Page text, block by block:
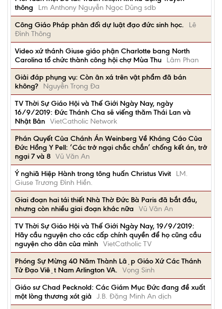
thông
Lm Anthony Nguyễn Ngọc Dũng sdb
Công Giáo Pháp phản đối dự luật đạo đức sinh học.
Lê
Đình Thông
Video xứ thánh Giuse giáo phận Charlotte bang North
Carolina tổ chức thành công hội chợ Mùa Thu
Lâm Phan
Giải đáp phụng vụ: Còn ân xá trên vật phẩm đã bán
không?
Nguyễn Trọng Đa
TV Thời Sự Giáo Hội và Thế Giới Ngày Nay, ngày
16/9/2019: Đức Thánh Cha sẽ viếng thăm Thái Lan và
Nhật Bản VietCatholic Network
Phán Quyết Của Chánh Án Weinberg Về Kháng Cáo Của
Đức Hồng Y Pell: ‘Các trở ngại chắc chắn’ chống kết án, trở
ngại 7 và 8 Vũ Văn An
Ý nghiã Hiệp Hành trong tông huấn Christus Vivit
LM.
Giuse Trương Đình Hiền.
Giai đoạn hai tái thiết Nhà Thờ Đức Bà Paris đã bắt đầu,
nhưng còn nhiều giai đoạn khác nữa
Vũ Văn An
TV Thời Sự Giáo Hội và Thế Giới Ngày Nay, 19/9/2019:
Hãy cầu nguyện cho các cấp chính quyền để họ cũng cầu
nguyện cho dân của mình VietCatholic TV
Phóng Sự Mừng 40 Năm Thành Lập Giáo Xứ Các Thánh
Tử Đạo Việt Nam Arlington VA.
Vọng Sinh
Giáo sư Chad Pecknold: Các Giám Mục Đức đang đề xuất
một lòng thương xót giả
J.B. Đặng Minh An dịch